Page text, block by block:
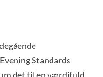
Standards
det til en værdifuld